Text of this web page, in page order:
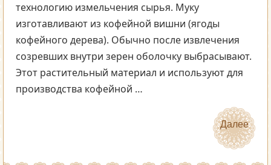
технологию измельчения сырья. Муку
изготавливают из кофейной вишни (ягоды
кофейного дерева). Обычно после извлечения
созревших внутри зерен оболочку выбрасывают.
Этот растительный материал и используют для
производства кофейной …
Далее
Далее